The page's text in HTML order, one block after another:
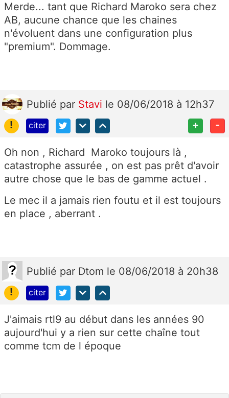
Merde... tant que Richard Maroko sera chez
AB, aucune chance que les chaines
n'évoluent dans une configuration plus
"premium". Dommage.
Publié par Stavi le 08/06/2018 à 12h37
!
citer + -
Oh non , Richard Maroko toujours là ,
catastrophe assurée , on est pas prêt d'avoir
autre chose que le bas de gamme actuel .
Le mec il a jamais rien foutu et il est toujours
en place , aberrant .
Publié par Dtom le 08/06/2018 à 20h38
!
citer
J'aimais rtl9 au début dans les années 90
aujourd'hui y a rien sur cette chaîne tout
comme tcm de l époque